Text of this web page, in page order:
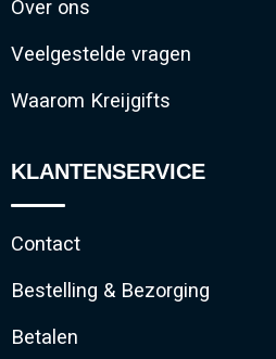
Over ons
Veelgestelde vragen
Waarom Kreijgifts
KLANTENSERVICE
Contact
Bestelling & Bezorging
Betalen